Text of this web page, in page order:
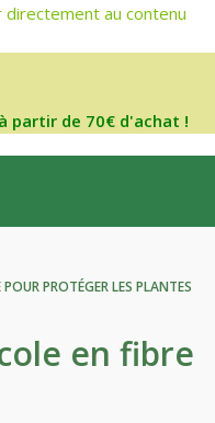
directement au contenu
partir de 70€ d'achat !
PROTÉGER LES PLANTES
en fibre